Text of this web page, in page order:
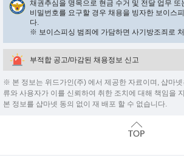
채권추심을 명목으로 현금 수거 및 전달 업무 또
비밀번호를 요구할 경우 채용을 빙자한 보이스
다.
※ 보이스피싱 범죄에 가담하면 사기방조죄로
부적합 공고/마감된 채용정보 신고
※ 본 정보는 위드가인(주) 에서 제공한 자료이며, 샵마
류와 사용자가 이를 신뢰하여 취한 조치에 대해 책임을
본 정보를 샵마넷 동의 없이 재 배포 할 수 없습니다.